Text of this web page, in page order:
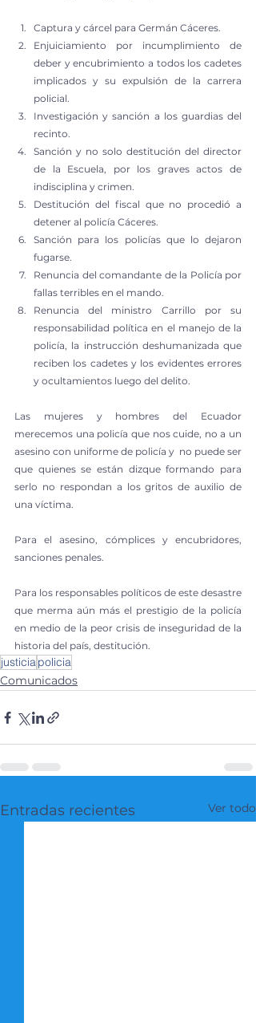
Captura y cárcel para Germán Cáceres.
Enjuiciamiento por incumplimiento de
deber y encubrimiento a todos los cadetes
implicados y su expulsión de la carrera
policial.
Investigación y sanción a los guardias del
recinto.
Sanción y no solo destitución del director
de la Escuela, por los graves actos de
indisciplina y crimen.
Destitución del fiscal que no procedió a
detener al policía Cáceres.
Sanción para los policías que lo dejaron
fugarse.
Renuncia del comandante de la Policía por
fallas terribles en el mando.
Renuncia del ministro Carrillo por su
responsabilidad política en el manejo de la
policía, la instrucción deshumanizada que
reciben los cadetes y los evidentes errores
y ocultamientos luego del delito.
Las mujeres y hombres del Ecuador
merecemos una policía que nos cuide, no a un
asesino con uniforme de policía y  no puede ser
que quienes se están dizque formando para
serlo no respondan a los gritos de auxilio de
una víctima.
Para el asesino, cómplices y encubridores,
sanciones penales.
Para los responsables políticos de este desastre
que merma aún más el prestigio de la policía
en medio de la peor crisis de inseguridad de la
historia del país, destitución.
justiciapolicia
Comunicados
Entradas recientes Ver todo